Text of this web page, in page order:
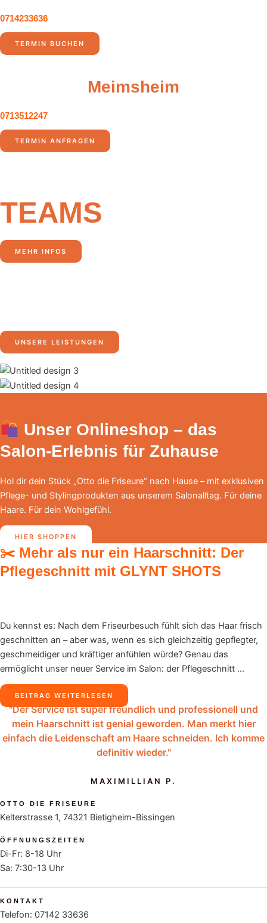
0714233636
TERMIN BUCHEN
Meimsheim
0713512247
TERMIN ANFRAGEN
Werde Teil
TEAMS
MEHR INFOS
UNSERE LEISTUNGEN
Unser Onlineshop – das
Salon-Erlebnis für Zuhause
Hol dir dein Stück „Otto die Friseure“ nach Hause – mit exklusiven
Pflege- und Stylingprodukten aus unserem Salonalltag. Für deine
Haare. Für dein Wohlgefühl.
HIER SHOPPEN
✂️ Mehr als nur ein Haarschnitt: Der
Pflegeschnitt mit GLYNT SHOTS
Du kennst es: Nach dem Friseurbesuch fühlt sich das Haar frisch
geschnitten an – aber was, wenn es sich gleichzeitig gepflegter,
geschmeidiger und kräftiger anfühlen würde? Genau das
ermöglicht unser neuer Service im Salon: der Pflegeschnitt ...
BEITRAG WEITERLESEN
"Der Service ist super freundlich und professionell und
mein Haarschnitt ist genial geworden. Man merkt hier
einfach die Leidenschaft am Haare schneiden. Ich komme
definitiv wieder."
MAXIMILLIAN P.
OTTO DIE FRISEURE
Kelterstrasse 1, 74321 Bietigheim-Bissingen
ÖFFNUNGSZEITEN
Di-Fr: 8-18 Uhr
Sa: 7:30-13 Uhr
KONTAKT
Telefon: 07142 33636